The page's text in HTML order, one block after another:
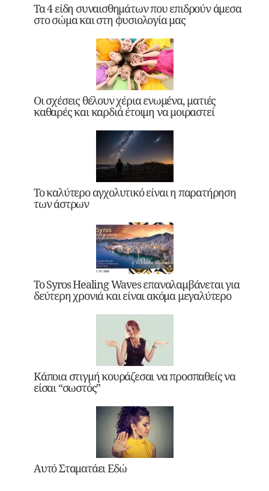
Τα 4 είδη συναισθημάτων που επιδρούν άμεσα
στο σώμα και στη φυσιολογία μας
Οι σχέσεις θέλουν χέρια ενωμένα, ματιές
καθαρές και καρδιά έτοιμη να μοιραστεί
Το καλύτερο αγχολυτικό είναι η παρατήρηση
των άστρων
Το Syros Healing Waves επαναλαμβάνεται για
δεύτερη χρονιά και είναι ακόμα μεγαλύτερο
Κάποια στιγμή κουράζεσαι να προσπαθείς να
είσαι “σωστός”
Αυτό Σταματάει Εδώ